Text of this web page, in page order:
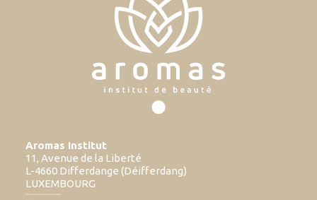
Aromas Institut
11, Avenue de la Liberté
L-4660 Differdange (Déifferdang)
LUXEMBOURG